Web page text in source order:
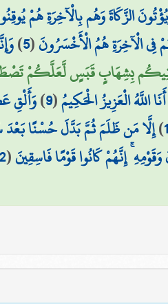
الزَّكَاةَ وَهُم بِالْآخِرَةِ هُمْ
فِي الْآخِرَةِ هُمُ الْأَخْسَرُونَ(
5
)
آتِيكُم بِشِهَابٍ قَبَسٍ لَّعَلَّكُمْ
اللَّهُ الْعَزِيزُ الْحَكِيمُ(
9
)وَأَلْقِ
)إِلَّا مَن ظَلَمَ ثُمَّ بَدَّلَ حُسْنًا بَعْدَ
إِنَّهُمْ كَانُوا قَوْمًا فَاسِقِينَ(